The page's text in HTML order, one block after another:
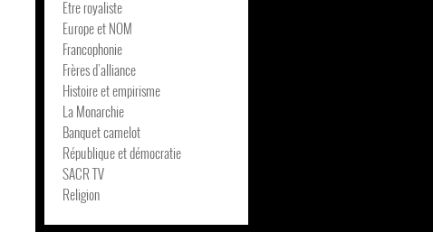
Être royaliste
Europe et NOM
Francophonie
Frères d’alliance
Histoire et empirisme
La Monarchie
Banquet camelot
République et démocratie
SACR TV
Religion